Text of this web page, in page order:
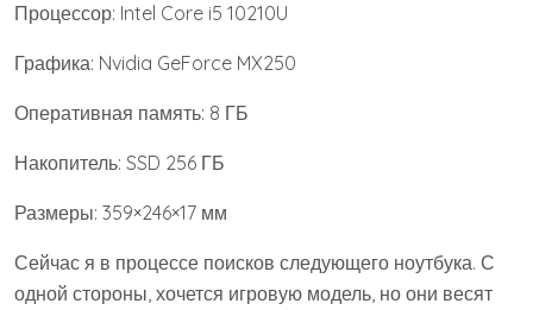
Процессор: Intel Core i5 10210U
Графика: Nvidia GeForce MX250
Оперативная память: 8 ГБ
Накопитель: SSD 256 ГБ
Размеры: 359×246×17 мм
Сейчас я в процессе поисков следующего ноутбука. С
одной стороны, хочется игровую модель, но они весят